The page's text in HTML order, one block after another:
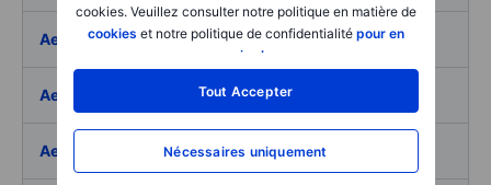
cookies. Veuillez consulter notre politique en matière de
cookies et notre politique de confidentialité pour en
savoir plus
Tout Accepter
Nécessaires uniquement
Aeffe
Aegon Ltd
Aegon Ltd. - ADR